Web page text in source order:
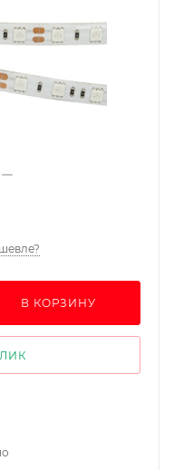
В КОРЗИНУ